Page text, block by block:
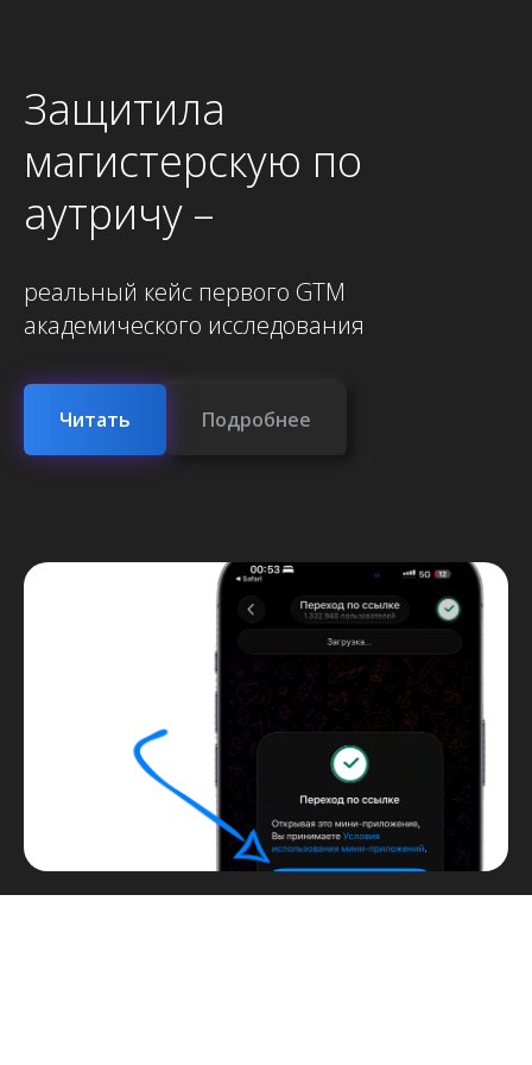
Защитила
магистерскую по
аутричу –
реальный кейс первого GTM
академического исследования
Читать Подробнее